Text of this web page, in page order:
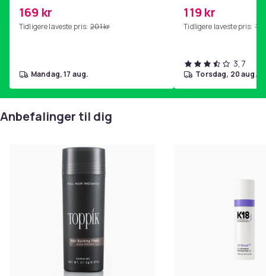
Type:
Dermokosmetikk
Kroppsdeler:
Egenskaper:
Fuktighetsgiver
Næringsrik
Dermo-beskyttende
hjemmegymnastikk Pink
169 kr
Tidligere laveste pris: 201 kr
mandag, 17 aug.
119 kr
Tidligere laveste pris:
3,7
torsdag, 20 aug.
Anbefalinger til dig